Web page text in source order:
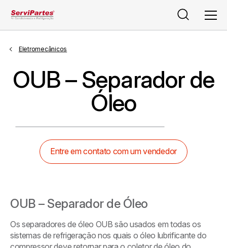
Pesquisar
Eletromecânicos
OUB – Separador de
Óleo
Entre em contato com um vendedor
OUB – Separador de Óleo
Os separadores de óleo OUB são usados em todas os
sistemas de refrigeração nos quais o óleo lubrificante do